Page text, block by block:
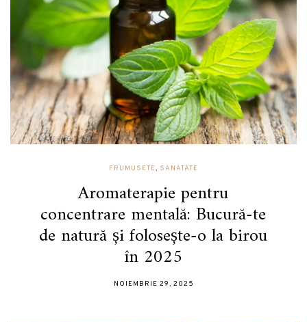
FRUMUSETE, SANATATE
Aromaterapie pentru
concentrare mentală: Bucură-te
de natură și folosește-o la birou
în 2025
NOIEMBRIE 29, 2025